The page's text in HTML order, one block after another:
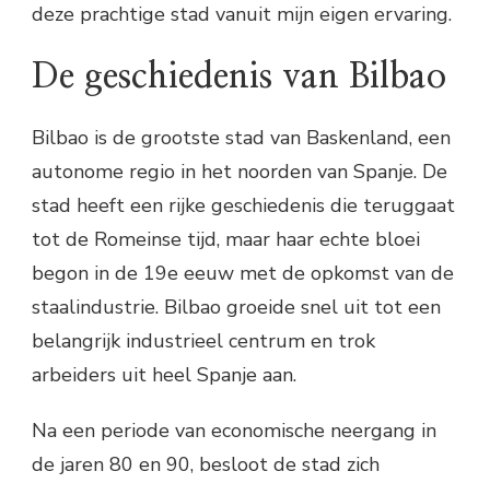
deze prachtige stad vanuit mijn eigen ervaring.
De geschiedenis van Bilbao
Bilbao is de grootste stad van Baskenland, een
autonome regio in het noorden van Spanje. De
stad heeft een rijke geschiedenis die teruggaat
tot de Romeinse tijd, maar haar echte bloei
begon in de 19e eeuw met de opkomst van de
staalindustrie. Bilbao groeide snel uit tot een
belangrijk industrieel centrum en trok
arbeiders uit heel Spanje aan.
Na een periode van economische neergang in
de jaren 80 en 90, besloot de stad zich